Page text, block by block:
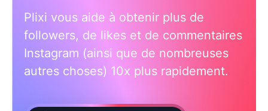
Plixi vous aide à obtenir plus de
followers, de likes et de commentaires
Instagram (ainsi que de nombreuses
autres choses) 10x plus rapidement.